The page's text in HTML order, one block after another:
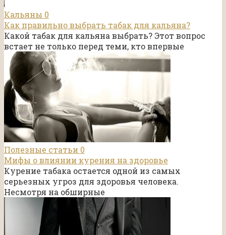
Кальяны 0
Как правильно выбрать табак для кальяна?
Какой табак для кальяна выбрать? Этот вопрос
встает не только перед теми, кто впервые
Полезные статьи 0
Мифы о влиянии курения на здоровье
Курение табака остается одной из самых
серьезных угроз для здоровья человека.
Несмотря на обширные